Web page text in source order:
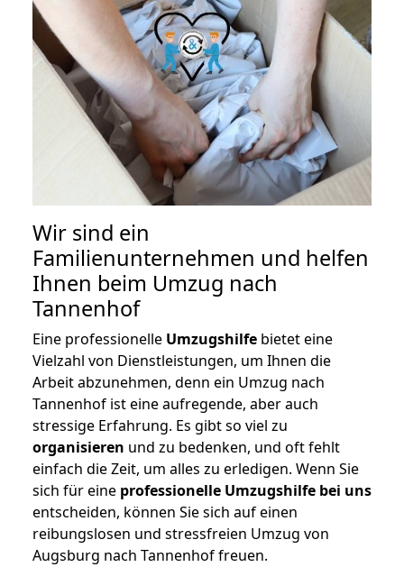
Wir sind ein
Familienunternehmen und helfen
Ihnen beim Umzug nach
Tannenhof
Eine professionelle Umzugshilfe bietet eine
Vielzahl von Dienstleistungen, um Ihnen die
Arbeit abzunehmen, denn ein Umzug nach
Tannenhof ist eine aufregende, aber auch
stressige Erfahrung. Es gibt so viel zu
organisieren und zu bedenken, und oft fehlt
einfach die Zeit, um alles zu erledigen. Wenn Sie
sich für eine professionelle Umzugshilfe bei uns
entscheiden, können Sie sich auf einen
reibungslosen und stressfreien Umzug von
Augsburg nach Tannenhof freuen.